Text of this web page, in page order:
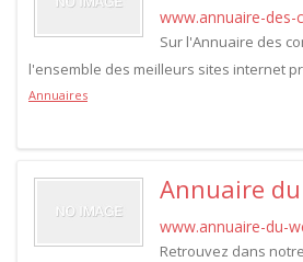
www.annuaire-des-
Sur l'Annuaire des
l'ensemble des meilleurs sites internet
Annuaires
Annuaire
www.annuaire-du-
Retrouvez dans